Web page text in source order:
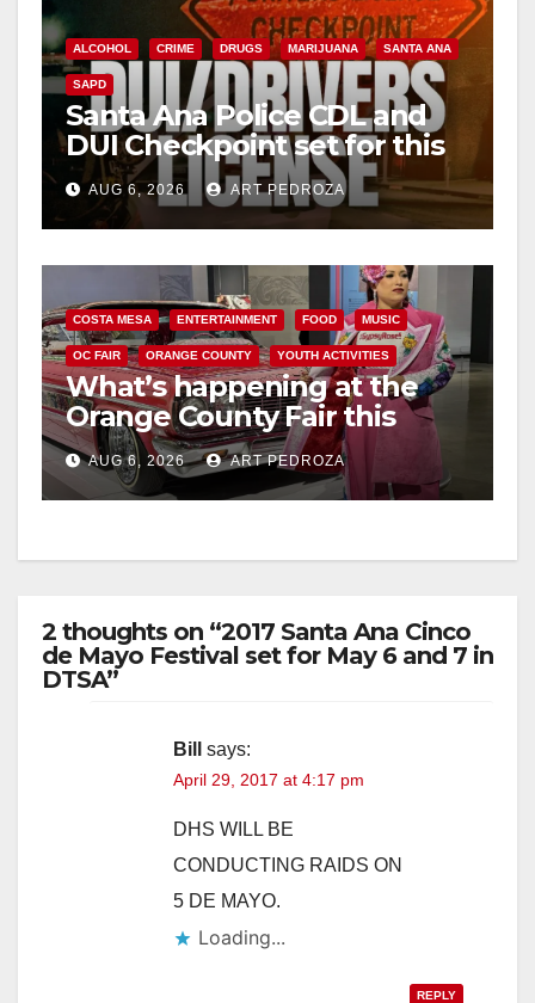
ALCOHOL CRIME DRUGS MARIJUANA SANTA ANA
SAPD
Santa Ana Police CDL and
DUI Checkpoint set for this
Friday night, August 7
AUG 6, 2026 ART PEDROZA
COSTA MESA ENTERTAINMENT FOOD MUSIC
OC FAIR ORANGE COUNTY YOUTH ACTIVITIES
What’s happening at the
Orange County Fair this
week
AUG 6, 2026 ART PEDROZA
2 thoughts on “2017 Santa Ana Cinco
de Mayo Festival set for May 6 and 7 in
DTSA”
Bill says:
April 29, 2017 at 4:17 pm
DHS WILL BE
CONDUCTING RAIDS ON
5 DE MAYO.
Loading...
REPLY